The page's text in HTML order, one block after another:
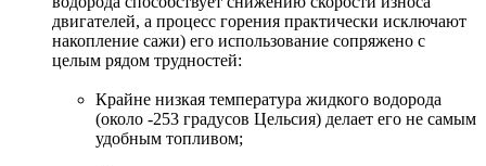
двигателей, а процесс горения практически исключают
накопление сажи) его использование сопряжено с
целым рядом трудностей:
Крайне низкая температура жидкого водорода
(около -253 градусов Цельсия) делает его не самым
удобным топливом;